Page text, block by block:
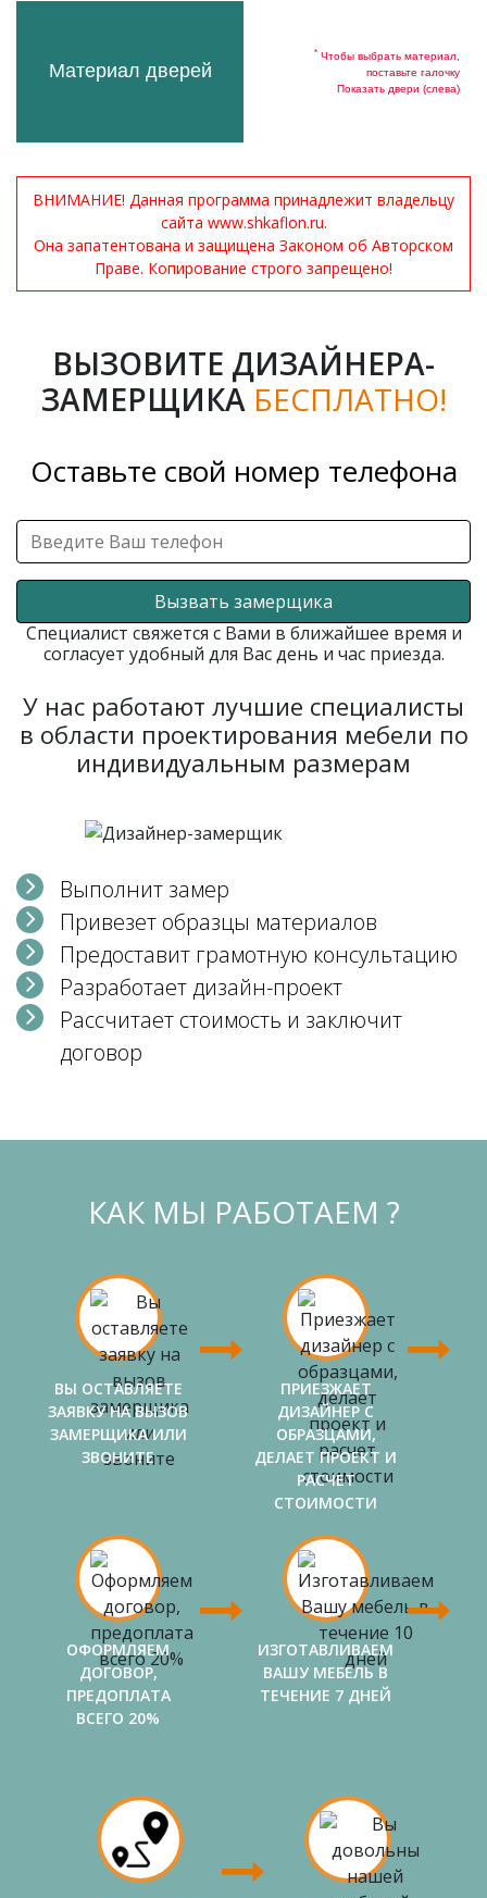
Материал дверей
* Чтобы выбрать материал,
поставьте галочку
Показать двери (слева)
ВНИМАНИЕ! Данная программа принадлежит владельцу
сайта www.shkaflon.ru.
Она запатентована и защищена Законом об Авторском
Праве. Копирование строго запрещено!
ВЫЗОВИТЕ ДИЗАЙНЕРА-
ЗАМЕРЩИКА БЕСПЛАТНО!
Оставьте свой номер телефона
Вызвать замерщика
Специалист свяжется с Вами в ближайшее время и
согласует удобный для Вас день и час приезда.
У нас работают лучшие специалисты
в области проектирования мебели по
индивидуальным размерам
Выполнит замер
Привезет образцы материалов
Предоставит грамотную консультацию
Разработает дизайн-проект
Рассчитает стоимость и заключит
договор
КАК МЫ РАБОТАЕМ ?
ВЫ ОСТАВЛЯЕТЕ
ЗАЯВКУ НА ВЫЗОВ
ЗАМЕРЩИКА ИЛИ
ЗВОНИТЕ
ПРИЕЗЖАЕТ
ДИЗАЙНЕР С
ОБРАЗЦАМИ,
ДЕЛАЕТ ПРОЕКТ И
РАСЧЕТ
СТОИМОСТИ
ОФОРМЛЯЕМ
ДОГОВОР,
ПРЕДОПЛАТА
ВСЕГО 20%
ИЗГОТАВЛИВАЕМ
ВАШУ МЕБЕЛЬ В
ТЕЧЕНИЕ 7 ДНЕЙ